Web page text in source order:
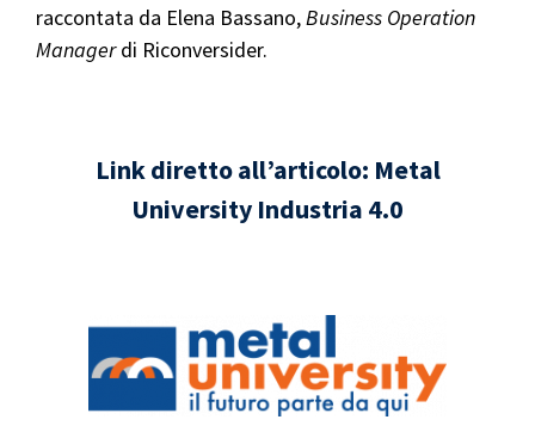
raccontata da Elena Bassano,Business Operation
Managerdi Riconversider.
Link diretto all’articolo: Metal
University Industria 4.0